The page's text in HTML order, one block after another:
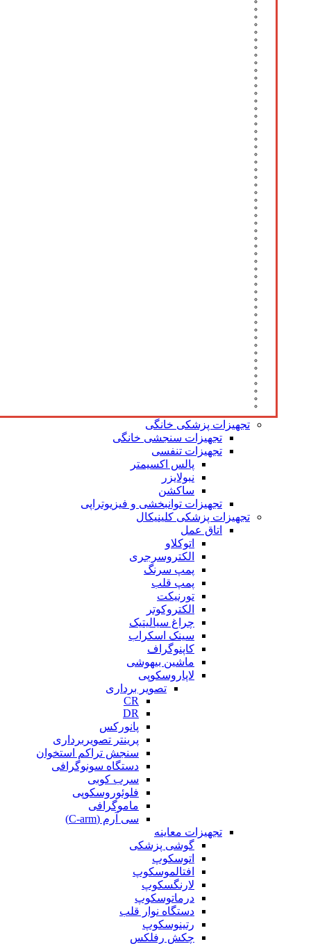
تجهیزات پزشکی خانگی
تجهیزات سنجشی خانگی
تجهیزات تنفسی
پالس اکسیمتر
نبولایزر
ساکشن
تجهیزات توانبخشی و فیزیوتراپی
تجهیزات پزشکی کلینیکال
اتاق عمل
اتوکلاو
الکتروسرجری
پمپ سرنگ
پمپ قلب
تورنیکت
الکتروکوتر
چراغ سیالیتیک
سینک اسکراب
کاپنوگراف
ماشین بیهوشی
لاپاروسکوپی
تصویر برداری
CR
DR
پانورکس
پرینتر تصویربرداری
سنجش تراکم استخوان
دستگاه سونوگرافی
سرب کوبی
فلوئوروسکوپی
ماموگرافی
سی آرم (C-arm)
تجهیزات معاینه
گوشی پزشکی
اتوسکوپ
افتالموسکوپ
لارنگسکوپ
درماتوسکوپ
دستگاه نوار قلب
رتینوسکوپ
چکش رفلکس